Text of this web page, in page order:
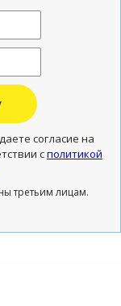
согласие на
сполитикой
третьим лицам.